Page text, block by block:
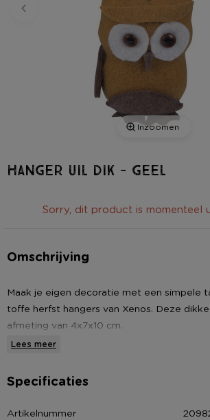
Inzoomen
Hanger uil dik - geel
Sorry, dit product is momenteel
Omschrijving
Maak je eigen decoratie met een simpele
toffe herfst hangers van Xenos. Deze
afmeting van 4x7x10 cm.
* Afmeting: 4x7x10 cm
* Gemaakt van stof
Lees meer
Specificaties
Artikelnummer